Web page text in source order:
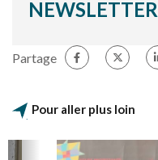
NEWSLETTER
Partage
Pour aller plus loin